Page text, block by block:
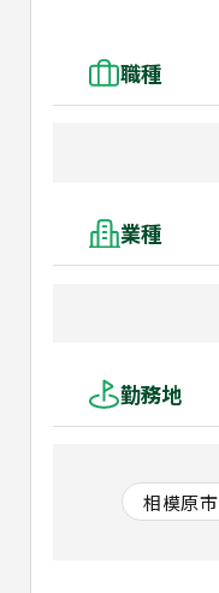
職種
業種
勤務地
相模原市